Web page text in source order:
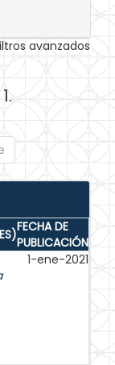
avanzados
FECHA DE
PUBLICACIÓN
1-ene-2021